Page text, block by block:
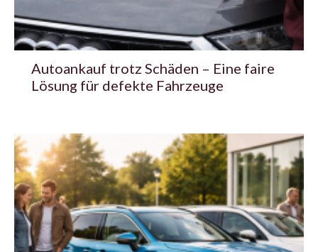
Autoankauf trotz Schäden – Eine faire
Lösung für defekte Fahrzeuge